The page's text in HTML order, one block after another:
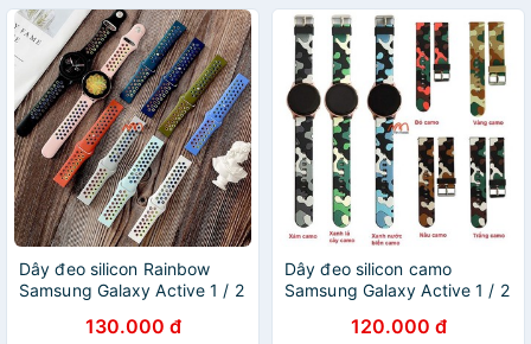
Dây đeo silicon Rainbow
Samsung Galaxy Active 1 / 2
130.000 đ
Dây đeo silicon camo
Samsung Galaxy Active 1 / 2
120.000 đ